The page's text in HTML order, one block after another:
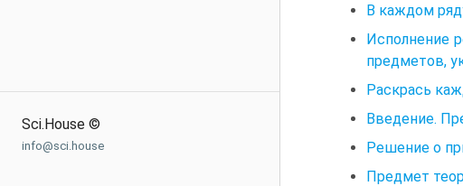
Sci.House ©
info@sci.house
В каждом
Исполнение
предметов,
Раскрась
Введение.
Решение о
Предмет